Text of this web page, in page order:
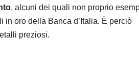
, alcuni dei quali non proprio
in oro della Banca d’Italia. È perciò
preziosi.